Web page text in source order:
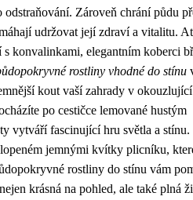
odstraňování. Zároveň chrání půdu
udržovat její zdraví a vitalitu.
s konvalinkami, elegantním koberci
rostliny vhodné do stínu
kout vaší zahrady v
po cestičce lemované hustým
vytváří fascinující hru světla a stínu.
jemnými kvítky plicníku,
rostliny do stínu vám
krásná na pohled, ale také plná